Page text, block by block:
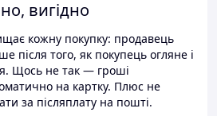
вигідно
кожну покупку: продавець
після того, як покупець огляне і
Щось не так — гроші
на картку. Плюс не
за післяплату на пошті.